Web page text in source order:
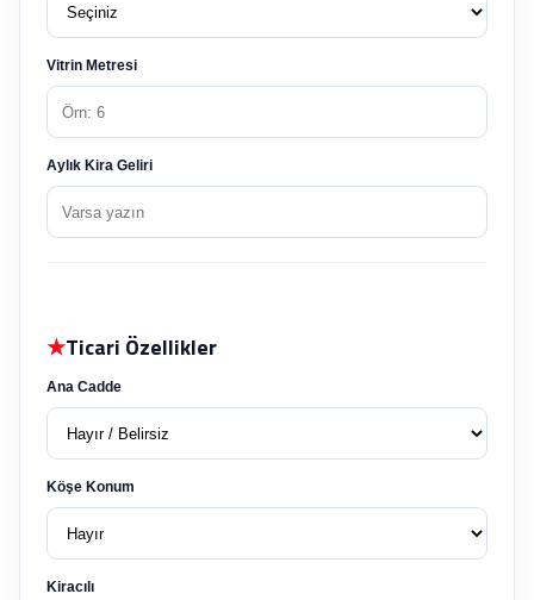
Vitrin Metresi
Aylık Kira Geliri
★Ticari Özellikler
Ana Cadde
Köşe Konum
Kiracılı